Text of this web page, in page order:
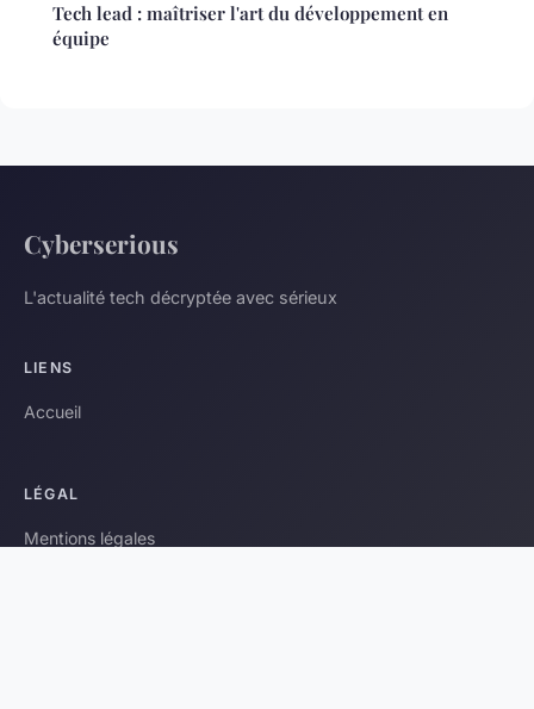
Tech lead : maîtriser l'art du développement en
équipe
Cyberserious
L'actualité tech décryptée avec sérieux
LIENS
Accueil
LÉGAL
Mentions légales